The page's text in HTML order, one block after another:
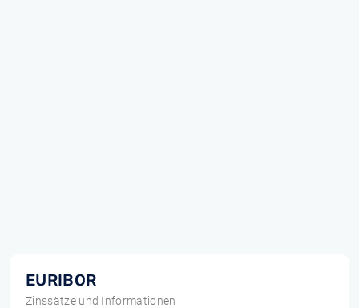
EURIBOR
Zinssätze und Informationen